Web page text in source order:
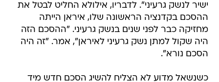
ישיר לנשק גרעיני". לדבריו, אילולא החליט לבטל את
ההסכם בקדנציה הראשונה שלו, איראן הייתה
מחזיקה כבר לפני שנים בנשק גרעיני. "ההסכם הזה
היה שקול למתן נשק גרעיני לאיראן", אמר. "זה היה
הסכם נורא".
כשנשאל מדוע לא הצליח להשיג הסכם חדש מיד